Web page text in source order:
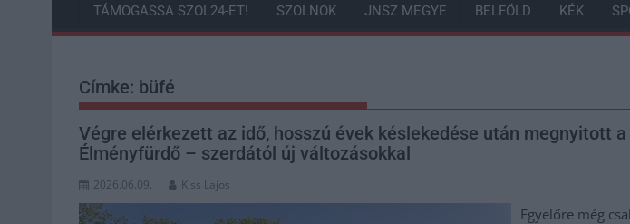
TÁMOGASSA SZOL24-ET! SZOLNOK JNSZ MEGYE BELFÖLD KÉK
Címke: büfé
Végre elérkezett az idő, hosszú évek késlekedése után megnyitott
Élményfürdő – szerdától új változásokkal
2026.06.09. Kiss Lajos
Egyelőre még